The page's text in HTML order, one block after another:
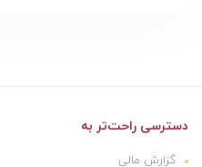
دسترسی راحت‌تر به
گزارش مالی